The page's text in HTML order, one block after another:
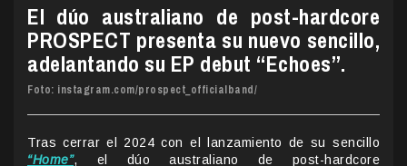
El dúo australiano de post-hardcore
PROSPECT presenta su nuevo sencillo,
adelantando su EP debut “Echoes”.
Foto: instagram.com/prospect_officialband/
Tras cerrar el 2024 con el lanzamiento de su sencillo
“Home”, el dúo australiano de post-hardcore